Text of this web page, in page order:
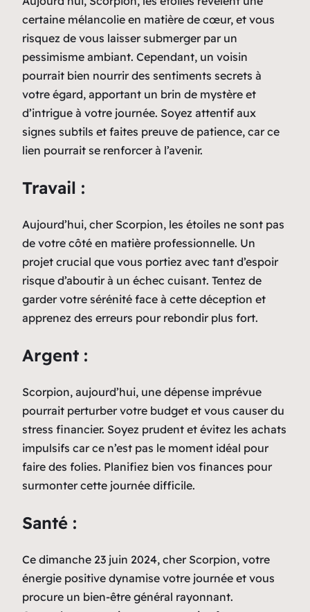
certaine mélancolie en matière de cœur, et vous
risquez de vous laisser submerger par un
pessimisme ambiant. Cependant, un voisin
pourrait bien nourrir des sentiments secrets à
votre égard, apportant un brin de mystère et
d’intrigue à votre journée. Soyez attentif aux
signes subtils et faites preuve de patience, car ce
lien pourrait se renforcer à l’avenir.
Travail :
Aujourd’hui, cher Scorpion, les étoiles ne sont pas
de votre côté en matière professionnelle. Un
projet crucial que vous portiez avec tant d’espoir
risque d’aboutir à un échec cuisant. Tentez de
garder votre sérénité face à cette déception et
apprenez des erreurs pour rebondir plus fort.
Argent :
Scorpion, aujourd’hui, une dépense imprévue
pourrait perturber votre budget et vous causer du
stress financier. Soyez prudent et évitez les achats
impulsifs car ce n’est pas le moment idéal pour
faire des folies. Planifiez bien vos finances pour
surmonter cette journée difficile.
Santé :
Ce dimanche 23 juin 2024, cher Scorpion, votre
énergie positive dynamise votre journée et vous
procure un bien-être général rayonnant.